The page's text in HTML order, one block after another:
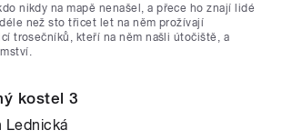
nikdy na mapě nenašel, a přece ho znají lidé
než sto třicet let na něm prožívají
trosečníků, kteří na něm našli útočiště, a
kostel 3
Lednická